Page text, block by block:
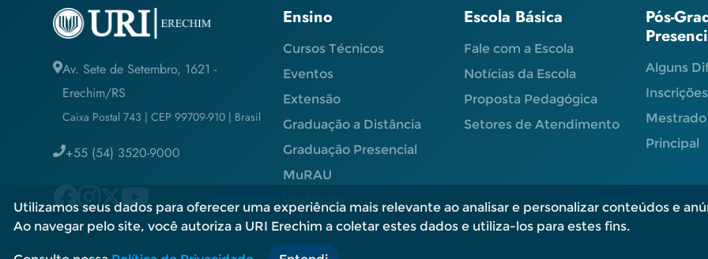
Av. Sete de Setembro, 1621 -
Erechim/RS
Caixa Postal 743 | CEP 99709-910 | Brasil
+55 (54) 3520-9000
Ensino
Cursos Técnicos
Eventos
Extensão
Graduação a Distância
Graduação Presencial
MuRAU
Vestibular
Escola Básica
Fale com a Escola
Notícias da Escola
Proposta Pedagógica
Setores de Atendimento
Pós-
Alguns
Principal
Utilizamos seus dados para oferecer uma experiência mais relevante ao analisar e personalizar conteúdos e
Ao navegar pelo site, você autoriza a URI Erechim a coletar estes dados e utiliza-los para estes fins.